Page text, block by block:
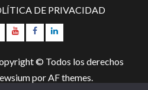
DE PRIVACIDAD
Youtube
Facebook
LinkedIn
© Todos los derechos
por AF themes.